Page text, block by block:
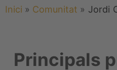
Inici » Comunitat » Jordi
Principals